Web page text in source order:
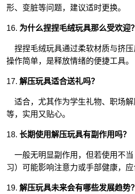
形、变脏等问题，建议适时更换。
16. 为什么捏捏毛绒玩具那么受欢迎？
捏捏毛绒玩具通过柔软材质与挤压
操作简单，是释放情绪的便捷工具。
17.解压玩具适合送礼吗？
适合，尤其作为学生礼物、职场
等，实用又贴心。
18.长期使用解压玩具有副作用吗？
一般无明显副作用，但若使用不
习）可能影响注意力或手部健康，应
19.解压玩具未来会有哪些发展趋势？